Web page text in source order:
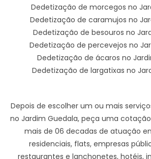
Dedetização de morcegos no
Dedetização de caramujos no
Dedetização de besouros no
Dedetização de percevejos no
Dedetização de ácaros no
Dedetização de largatixas no
Depois de escolher um ou mais
no Jardim Guedala, peça uma
mais de 06 decadas de atuação
residenciais, flats, empresas
restaurantes e lanchonetes, hotéis,